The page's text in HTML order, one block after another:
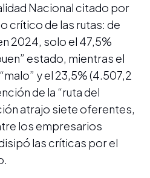
Nacional citado por
crítico de las rutas: de
2024, solo el 47,5%
estado, mientras el
y el 23,5% (4.507,2
de la “ruta del
atrajo siete oferentes,
los empresarios
las críticas por el